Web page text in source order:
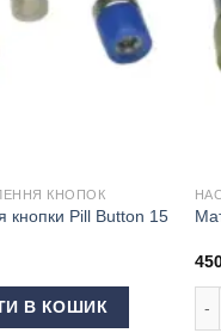
КНОПОК
кнопки Pill Button 15
кнопки Pill Button 15 мм
В КОШИК